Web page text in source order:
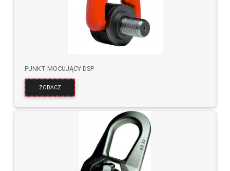
PUNKT MOCUJĄCY DSP
ZOBACZ